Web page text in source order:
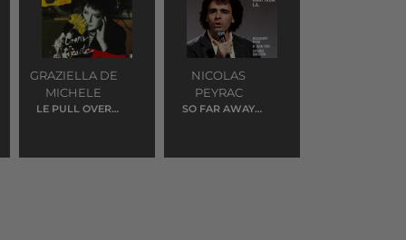
GRAZIELLA DE
MICHELE
LE PULL OVER
NICOLAS
PEYRAC
SO FAR AWAY